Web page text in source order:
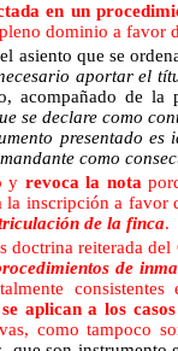
en un
dominio a favor
asiento que se
aportar el
acompañado de la
se declare como
presentado
como
y revoca la nota
inscripción a
de la finca.
reiterada del
de
se aplican a los
como tampoco